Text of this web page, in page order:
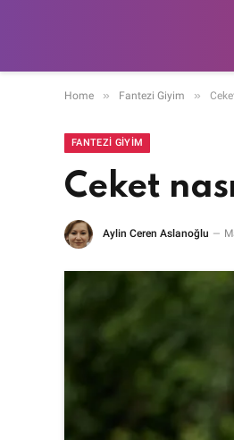
Home » Fantezi Giyim »
FANTEZI GIYIM
Ceket
Aylin Ceren Aslanoğlu